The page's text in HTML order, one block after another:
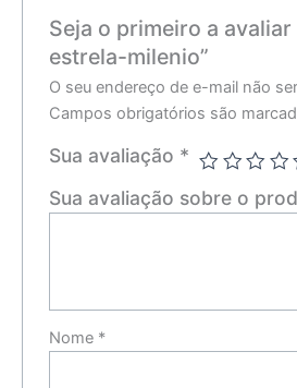
Seja o primeiro a avaliar
estrela-milenio”
O seu endereço de e-mail não
Campos obrigatórios são
Sua avaliação *
Sua avaliação sobre o
Nome *